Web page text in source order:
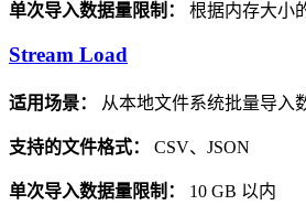
单次导入数据量限制： 根据内存大小
Stream Load
适用场景： 从本地文件系统批量导入
支持的文件格式： CSV、JSON
单次导入数据量限制： 10 GB 以内